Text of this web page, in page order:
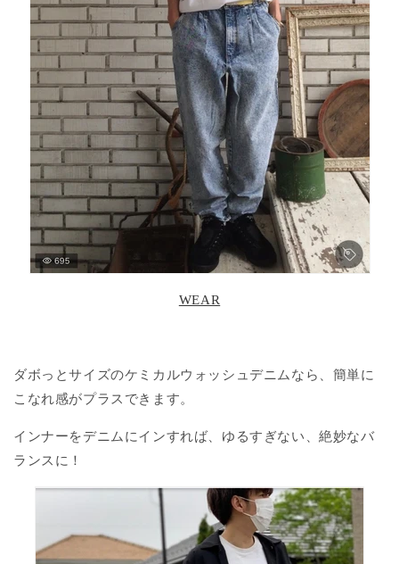
WEAR
ダボっとサイズのケミカルウォッシュデニムなら、簡単に
こなれ感がプラスできます。
インナーをデニムにインすれば、ゆるすぎない、絶妙なバ
ランスに！